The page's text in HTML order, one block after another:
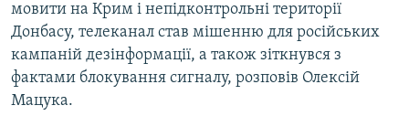
мовити на Крим і непідконтрольні території
Донбасу, телеканал став мішенню для російських
кампаній дезінформації, а також зіткнувся з
фактами блокування сигналу, розповів Олексій
Мацука.